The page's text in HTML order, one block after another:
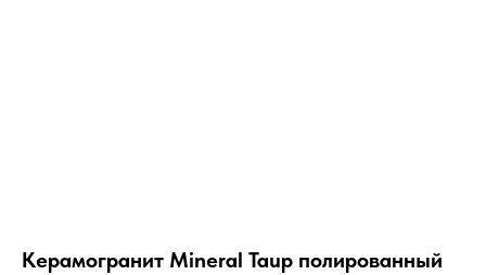
Керамогранит Mineral Taup полированный